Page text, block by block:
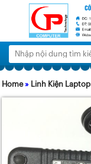
Tìm
kiếm:
Home» Linh Kiện Laptop